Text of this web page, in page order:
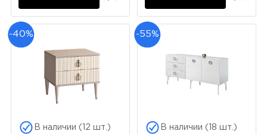
-40%
В наличии (12 шт.)
-55%
В наличии (18 шт.)